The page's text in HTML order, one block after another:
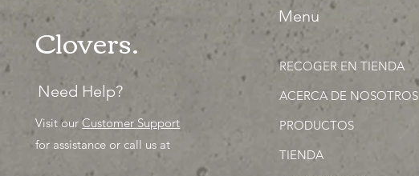
Clovers.
Need Help?
Visit ourCustomer Support
for assistance or call us at
Menu
RECOGER EN TIENDA
ACERCA DE NOSOTROS
PRODUCTOS
TIENDA